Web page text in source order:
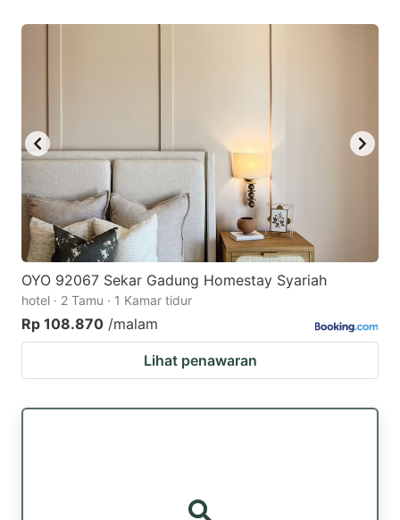
OYO 92067 Sekar Gadung Homestay Syariah
hotel · 2 Tamu · 1 Kamar tidur
Rp 108.870 /malam
Lihat penawaran